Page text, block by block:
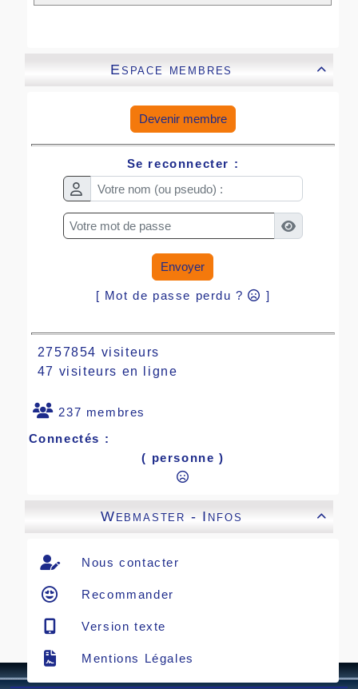

Espace membres
Devenir membre
Se reconnecter :
Envoyer
[ Mot de passe perdu ? ]
2757854 visiteurs
47 visiteurs en ligne
237 membres
Connectés :
( personne )

Webmaster - Infos
Nous contacter
Recommander
Version texte
Mentions Légales